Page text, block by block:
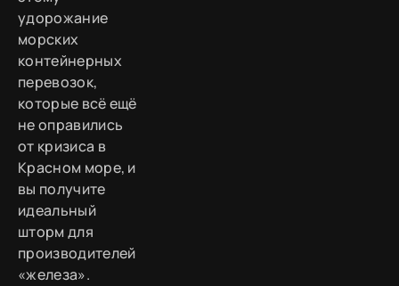
удорожание
морских
контейнерных
перевозок,
которые всё ещё
не оправились
от кризиса в
Красном море, и
вы получите
идеальный
шторм для
производителей
«железа».